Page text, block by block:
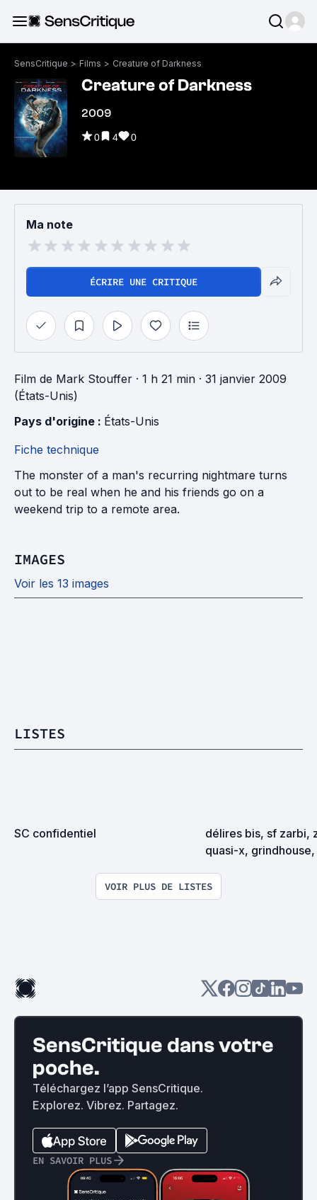
SensCritique > Films > Creature of Darkness
Creature of Darkness
2009
0 4 0
Ma note
ÉCRIRE UNE CRITIQUE
Film de Mark Stouffer · 1 h 21 min · 31 janvier 2009
(États-Unis)
Pays d'origine : États-Unis
Fiche technique
The monster of a man's recurring nightmare turns
out to be real when he and his friends go on a
weekend trip to a remote area.
IMAGES
Voir les 13 images
LISTES
SC confidentiel
délires bis, sf zarbi,
quasi-x,
VOIR PLUS DE LISTES
SensCritique dans votre
poche.
Téléchargez l’app SensCritique.
Explorez. Vibrez. Partagez.
EN SAVOIR PLUS